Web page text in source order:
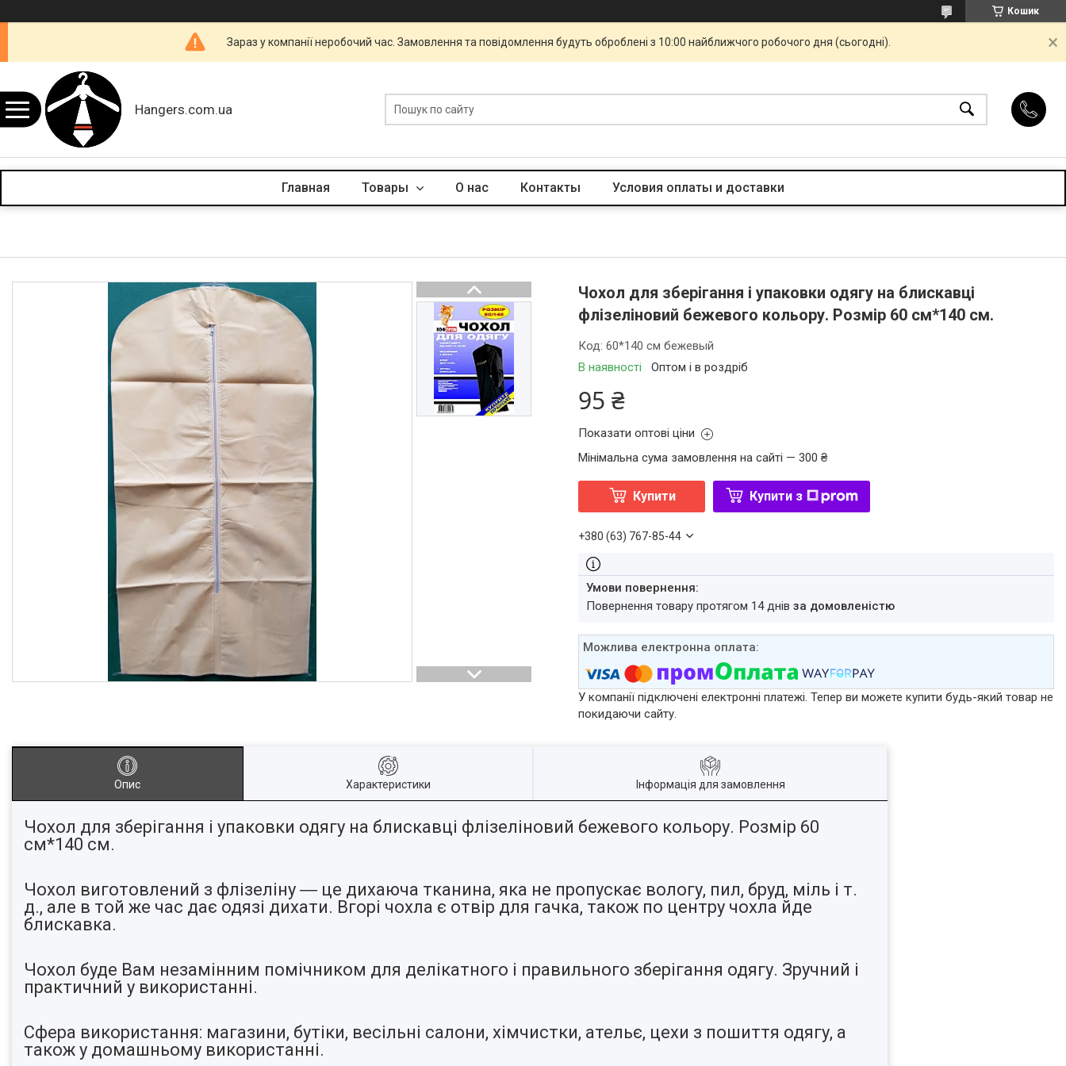
Кошик
Зараз у компанії неробочий час. Замовлення та повідомлення будуть оброблені з 10:00 найближчого робочого дня (сьогодні).
Hangers.com.ua
Главная Товары О нас Контакты Условия оплаты и доставки
Чохол для зберігання і упаковки одягу на блискавці
флізеліновий бежевого кольору. Розмір 60 см*140 см.
В наявності Оптом і в роздріб
Код:60*140 см бежевый
95 ₴
Показати оптові ціни
Мінімальна сума замовлення на сайті — 300 ₴
Купити Купити з
+380 (63) 767-85-44
повернення товару протягом 14 днівза домовленістю
У компанії підключені електронні платежі. Тепер ви можете купити будь-який товар не
покидаючи сайту.
Опис Характеристики Інформація для замовлення
Чохол для зберігання і упаковки одягу на блискавці флізеліновий бежевого кольору. Розмір 60
см*140 см.
Чохол виготовлений з флізеліну ― це дихаюча тканина, яка не пропускає вологу, пил, бруд, міль і т.
д., але в той же час дає одязі дихати. Вгорі чохла є отвір для гачка, також по центру чохла йде
блискавка.
Чохол буде Вам незамінним помічником для делікатного і правильного зберігання одягу. Зручний і
практичний у використанні.
Сфера використання: магазини, бутіки, весільні салони, хімчистки, ательє, цехи з пошиття одягу, а
також у домашньому використанні.